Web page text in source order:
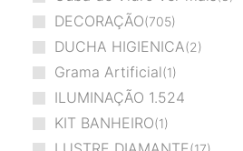
DECORAÇÃO 705
DUCHA HIGIENICA 2
Grama Artificial 1
ILUMINAÇÃO 1.524
KIT BANHEIRO 1